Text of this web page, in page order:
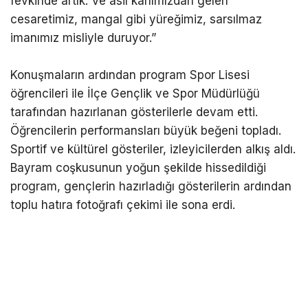
cesaretimiz, mangal gibi yüreğimiz, sarsılmaz
imanımız misliyle duruyor.”
Konuşmaların ardından program Spor Lisesi
öğrencileri ile İlçe Gençlik ve Spor Müdürlüğü
tarafından hazırlanan gösterilerle devam etti.
Öğrencilerin performansları büyük beğeni topladı.
Sportif ve kültürel gösteriler, izleyicilerden alkış aldı.
Bayram coşkusunun yoğun şekilde hissedildiği
program, gençlerin hazırladığı gösterilerin ardından
toplu hatıra fotoğrafı çekimi ile sona erdi.